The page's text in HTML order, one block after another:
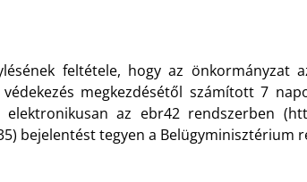
feltétele, hogy az önkormányzat
megkezdésétől számított 7
az ebr42 rendszerben
bejelentést tegyen a Belügyminisztérium